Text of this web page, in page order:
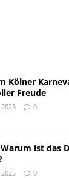
Kölner
Freude
0
ist das
0